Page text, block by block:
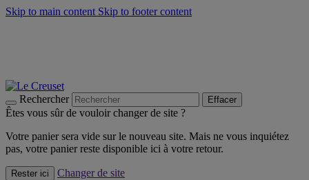
Skip to main content Skip to footer content
Rechercher Effacer
Êtes vous sûr de vouloir changer de site ?
Votre panier sera vide sur le nouveau site. Mais ne vous inquiétez
pas, votre panier reste disponible ici à votre retour.
Rester ici
Changer de site